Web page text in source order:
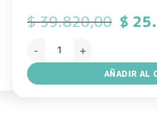
$39.820,00 El
precio
$
$
Dermaglos Solar FPS50 Fluido
AÑADIR AL